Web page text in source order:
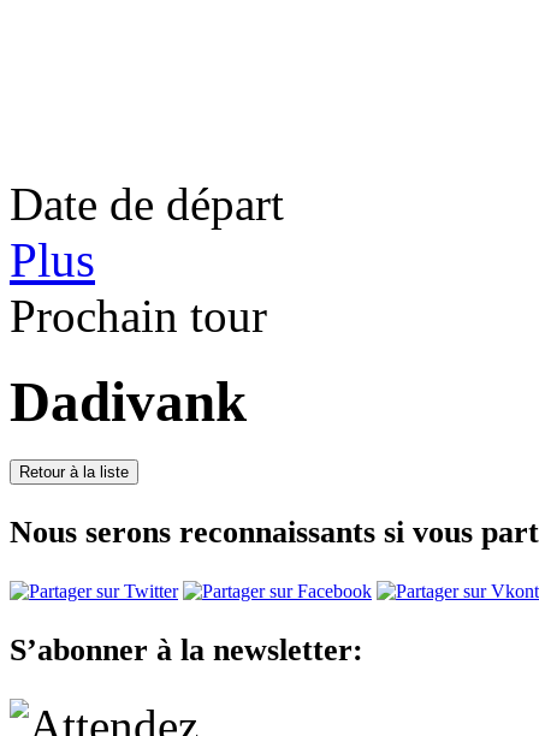
Date de départ
Plus
Prochain tour
Dadivank
Nous serons reconnaissants si vous
S’abonner à la newsletter: